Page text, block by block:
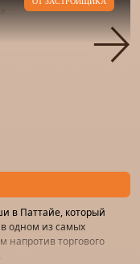
в Паттайе, который
одном из самых
напротив торгового